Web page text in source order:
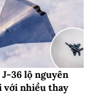
J-36 lộ nguyên
với nhiều thay